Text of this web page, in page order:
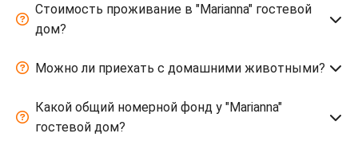
Стоимость проживание в "Marianna" гостевой
дом?
Можно ли приехать с домашними животными?
Какой общий номерной фонд у "Marianna"
гостевой дом?